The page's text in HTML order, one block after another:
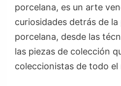
porcelana, es un arte
curiosidades detrás de
porcelana, desde las
las piezas de colección
coleccionistas de todo el